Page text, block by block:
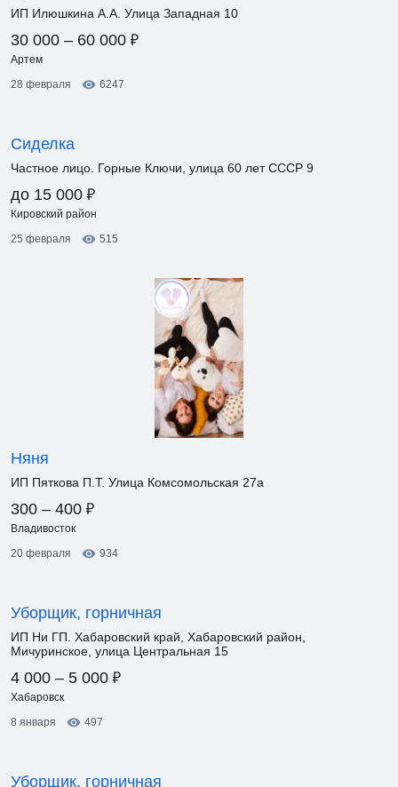
ИП Илюшкина А.А. Улица Западная 10
30 000 – 60 000 ₽
Артем
28 февраля
6247
Сиделка
Частное лицо. Горные Ключи, улица 60 лет СССР 9
до 15 000 ₽
Кировский район
25 февраля
515
Няня
ИП Пяткова П.Т. Улица Комсомольская 27а
300 – 400 ₽
Владивосток
20 февраля
934
Уборщик, горничная
ИП Ни ГП. Хабаровский край, Хабаровский район,
Мичуринское, улица Центральная 15
4 000 – 5 000 ₽
Хабаровск
8 января
497
Уборщик, горничная